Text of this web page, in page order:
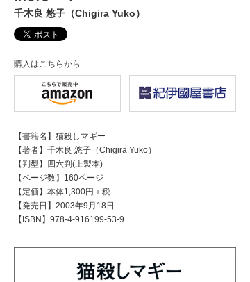
千木良 悠子（Chigira Yuko）
購入はこちらから
【書籍名】猫殺しマギー
【著者】千木良 悠子（Chigira Yuko）
【判型】四六判(上製本)
【ページ数】160ページ
【定価】本体1,300円＋税
【発売日】2003年9月18日
【ISBN】978-4-916199-53-9